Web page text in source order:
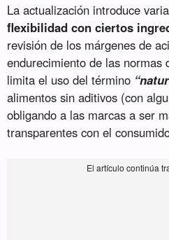
La actualización introduce
flexibilidad con ciertos
revisión de los márgenes de
endurecimiento de las normas
limita el uso del término
alimentos sin aditivos (con
obligando a las marcas a ser
transparentes con el